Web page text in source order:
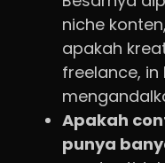
niche
apakah
freelance,
Apakah
punya